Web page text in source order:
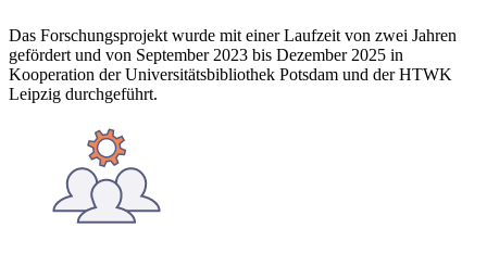
Das Forschungsprojekt wurde mit einer Laufzeit von zwei Jahren
gefördert und von September 2023 bis Dezember 2025 in
Kooperation der Universitätsbibliothek Potsdam und der HTWK
Leipzig durchgeführt.